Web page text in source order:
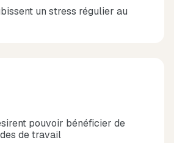
un stress régulier au
pouvoir bénéficier de
de travail